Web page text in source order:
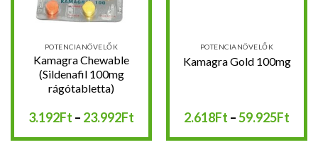
POTENCIANÖVELŐK
Kamagra Chewable
(Sildenafil 100mg
rágótabletta)
3.192Ft – 23.992Ft Ártartomány:
-
POTENCIANÖVELŐK
Kamagra Gold 100mg
2.618Ft –59.925Ft
-